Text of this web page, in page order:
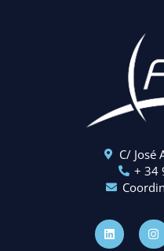
C/ José
+ 34
L
i
n
I
n
s